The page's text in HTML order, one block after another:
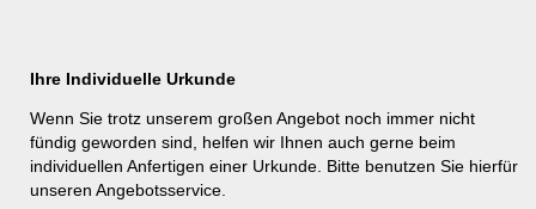
Ihre Individuelle Urkunde
Wenn Sie trotz unserem großen Angebot noch immer nicht
fündig geworden sind, helfen wir Ihnen auch gerne beim
individuellen Anfertigen einer Urkunde. Bitte benutzen Sie hierfür
unseren Angebotsservice